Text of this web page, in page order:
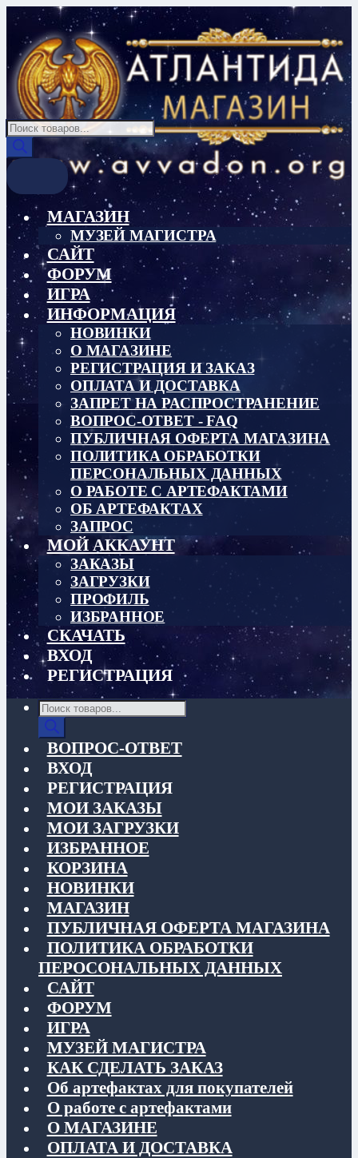
Перейти
навигации
Перейти
содержимому
Поиск
товаров
МАГАЗИН
МУЗЕЙ МАГИСТРА
САЙТ
ФОРУМ
ИГРА
ИНФОРМАЦИЯ
НОВИНКИ
О МАГАЗИНЕ
РЕГИСТРАЦИЯ И ЗАКАЗ
ОПЛАТА И ДОСТАВКА
ЗАПРЕТ НА РАСПРОСТРАНЕНИЕ
ВОПРОС-ОТВЕТ - FAQ
ПУБЛИЧНАЯ ОФЕРТА МАГАЗИНА
ПОЛИТИКА ОБРАБОТКИ
ПЕРСОНАЛЬНЫХ ДАННЫХ
О РАБОТЕ С АРТЕФАКТАМИ
ОБ АРТЕФАКТАХ
ЗАПРОС
МОЙ АККАУНТ
ЗАКАЗЫ
ЗАГРУЗКИ
ПРОФИЛЬ
ИЗБРАННОЕ
СКАЧАТЬ
ВХОД
РЕГИСТРАЦИЯ
Поиск
товаров
ВОПРОС-ОТВЕТ
ВХОД
РЕГИСТРАЦИЯ
МОИ ЗАКАЗЫ
МОИ ЗАГРУЗКИ
ИЗБРАННОЕ
КОРЗИНА
НОВИНКИ
МАГАЗИН
ПУБЛИЧНАЯ ОФЕРТА МАГАЗИНА
ПОЛИТИКА ОБРАБОТКИ
ПЕРОСОНАЛЬНЫХ ДАННЫХ
САЙТ
ФОРУМ
ИГРА
МУЗЕЙ МАГИСТРА
КАК СДЕЛАТЬ ЗАКАЗ
Об артефактах для покупателей
О работе с артефактами
О МАГАЗИНЕ
ОПЛАТА И ДОСТАВКА